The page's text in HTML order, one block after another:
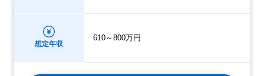
想定年収
610～800万円